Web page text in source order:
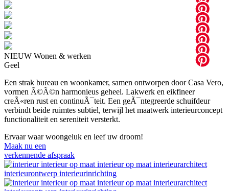
NIEUW Wonen & werken
Geel
Een strak bureau en woonkamer, samen ontworpen door Casa Vero,
vormen Ã©Ã©n harmonieus geheel. Lakwerk en eikfineer
creÃ«ren rust en continuÃ¯teit. Een geÃ¯ntegreerde schuifdeur
verbindt beide ruimtes subtiel, terwijl het maatwerk interieurconcept
functionaliteit en sereniteit versterkt.
Ervaar waar woongeluk en leef uw droom!
Maak nu een
verkennende afspraak